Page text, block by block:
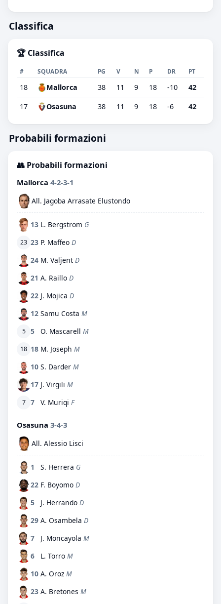
Classifica
🏆 Classifica
# SQUADRA PG V N P DR PT
18 Mallorca 38 11 9 18 -10 42
17 Osasuna 38 11 9 18 -6 42
Probabili formazioni
👥 Probabili formazioni
Mallorca 4-2-3-1
All. Jagoba Arrasate Elustondo
13 L. Bergstrom G
23 23 P. Maffeo D
24 M. Valjent D
21 A. Raillo D
22 J. Mojica D
12 Samu Costa M
5 5 O. Mascarell M
18 18 M. Joseph M
10 S. Darder M
17 J. Virgili M
7 7 V. Muriqi F
Osasuna 3-4-3
All. Alessio Lisci
1 S. Herrera G
22 F. Boyomo D
5
J. Herrando D
29 A. Osambela D
7
J. Moncayola M
6
L. Torro M
10 A. Oroz M
23 A. Bretones M